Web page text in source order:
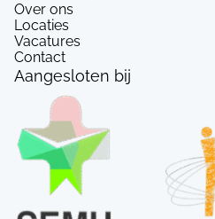
Over ons
Locaties
Vacatures
Contact
Aangesloten bij